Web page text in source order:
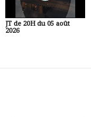
JT de 20H du 05 août
2026